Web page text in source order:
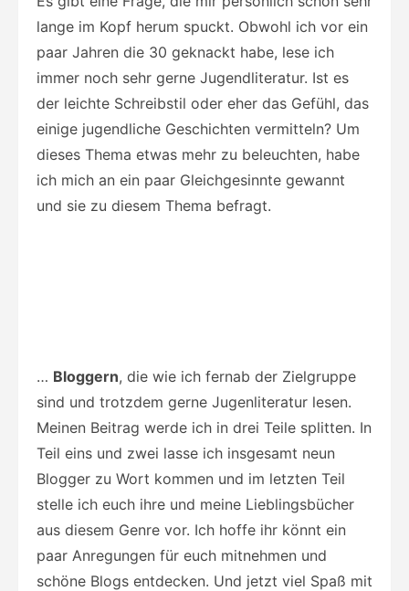
lange im Kopf herum spuckt. Obwohl ich vor ein
paar Jahren die 30 geknackt habe, lese ich
immer noch sehr gerne Jugendliteratur. Ist es
der leichte Schreibstil oder eher das Gefühl, das
einige jugendliche Geschichten vermitteln? Um
dieses Thema etwas mehr zu beleuchten, habe
ich mich an ein paar Gleichgesinnte gewannt
und sie zu diesem Thema befragt.
… Bloggern, die wie ich fernab der Zielgruppe
sind und trotzdem gerne Jugenliteratur lesen.
Meinen Beitrag werde ich in drei Teile splitten. In
Teil eins und zwei lasse ich insgesamt neun
Blogger zu Wort kommen und im letzten Teil
stelle ich euch ihre und meine Lieblingsbücher
aus diesem Genre vor. Ich hoffe ihr könnt ein
paar Anregungen für euch mitnehmen und
schöne Blogs entdecken. Und jetzt viel Spaß mit